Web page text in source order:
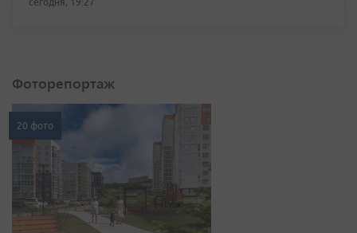
сегодня, 19:27
Фоторепортаж
20 фото